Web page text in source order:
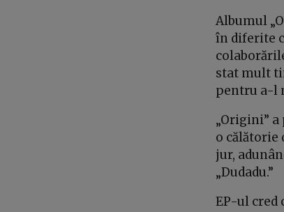
Albumul
în diferite
stat mult
pentru a-l
„Origini”
o călătorie
jur,
„Dudadu.”
EP-ul cred